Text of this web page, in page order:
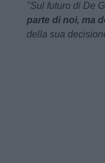
"Sul futuro di De
parte di noi, ma
della sua